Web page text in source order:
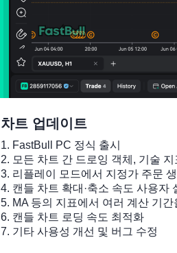
관련
BRC
상점
가격
지수
(7월)
차트 업데이트
1. FastBull PC 정식 출시
2. 모든 차트 간 드로잉 객체, 기술
3. 리플레이 모드에서 지정가 주문
4. 캔들 차트 확대·축소 속도 사용자
5. MA 등의 지표에서 여러 계산 기간
6. 캔들 차트 로딩 속도 최적화
7. 기타 사용성 개선 및 버그 수정